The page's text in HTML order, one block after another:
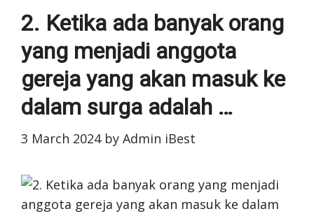
2. Ketika ada banyak orang
yang menjadi anggota
gereja yang akan masuk ke
dalam surga adalah …
3 March 2024 by Admin iBest